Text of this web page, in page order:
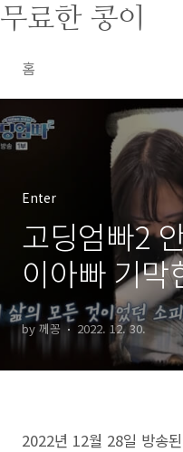
본문 바로가기
무료한 콩이
홈
Enter
고딩엄빠2
이아빠 기막
by 께꽁 2022. 12. 30.
2022년 12월 28일 방송